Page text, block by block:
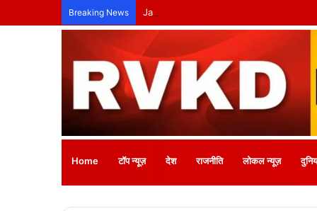
Breaking News Jak snadno začít hrát na Spinboss:
Home टॉप न्यूज़ देश राजनीति लोकल न्यूज़